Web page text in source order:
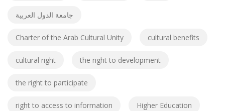
جامعة الدول العربية
Charter of the Arab Cultural Unity cultural benefits
cultural right the right to development
the right to participate
right to access to information Higher Education